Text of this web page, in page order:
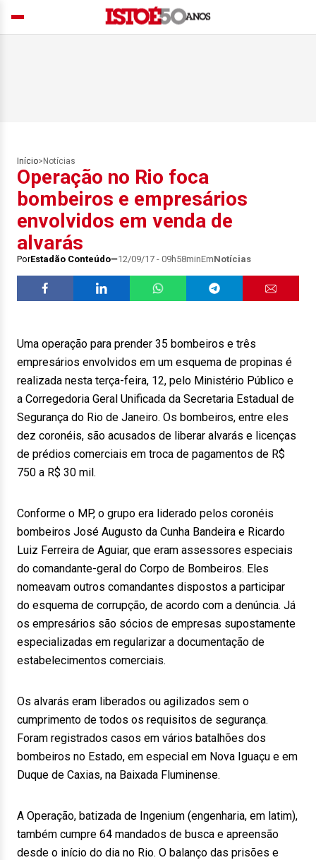
Início> Notícias
Operação no Rio foca
bombeiros e empresários
envolvidos em venda de
alvarás
PorEstadão Conteúdo 12/09/17 - 09h58minEmNotícias
Uma operação para prender 35 bombeiros e três
empresários envolvidos em um esquema de propinas é
realizada nesta terça-feira, 12, pelo Ministério Público e
a Corregedoria Geral Unificada da Secretaria Estadual de
Segurança do Rio de Janeiro. Os bombeiros, entre eles
dez coronéis, são acusados de liberar alvarás e licenças
de prédios comerciais em troca de pagamentos de R$
750 a R$ 30 mil.
Conforme o MP, o grupo era liderado pelos coronéis
bombeiros José Augusto da Cunha Bandeira e Ricardo
Luiz Ferreira de Aguiar, que eram assessores especiais
do comandante-geral do Corpo de Bombeiros. Eles
nomeavam outros comandantes dispostos a participar
do esquema de corrupção, de acordo com a denúncia. Já
os empresários são sócios de empresas supostamente
especializadas em regularizar a documentação de
estabelecimentos comerciais.
Os alvarás eram liberados ou agilizados sem o
cumprimento de todos os requisitos de segurança.
Foram registrados casos em vários batalhões dos
bombeiros no Estado, em especial em Nova Iguaçu e em
Duque de Caxias, na Baixada Fluminense.
A Operação, batizada de Ingenium (engenharia, em latim),
também cumpre 64 mandados de busca e apreensão
desde o início do dia no Rio. O balanço das prisões e